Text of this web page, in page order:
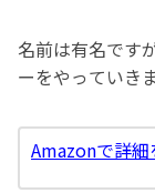
名前は有名です
ーをやっていき
Amazonで詳細